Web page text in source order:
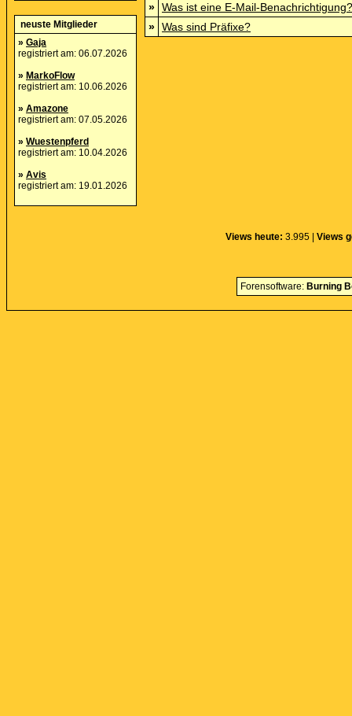
neuste Mitglieder
» Gaja
registriert am: 06.07.2026
» MarkoFlow
registriert am: 10.06.2026
» Amazone
registriert am: 07.05.2026
» Wuestenpferd
registriert am: 10.04.2026
» Avis
registriert am: 19.01.2026
» Was ist eine E-Mail-Benachrichtigung?
» Was sind Präfixe?
Views heute: 3.995 | Views
Forensoftware: Burning